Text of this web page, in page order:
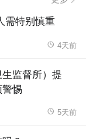
需特别慎重
4天前
监督所）提
惕
5天前